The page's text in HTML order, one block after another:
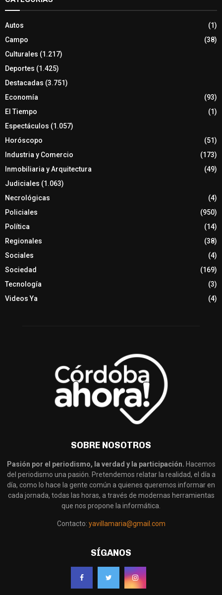
Autos
(1)
Campo
(38)
Culturales (1.217)
Deportes (1.425)
Destacadas (3.751)
Economía
(93)
El Tiempo
(1)
Espectáculos (1.057)
Horóscopo
(51)
Industria y Comercio
(173)
Inmobiliaria y Arquitectura
(49)
Judiciales (1.063)
Necrológicas
(4)
Policiales
(950)
Política
(14)
Regionales
(38)
Sociales
(4)
Sociedad
(169)
Tecnología
(3)
Videos Ya
(4)
SOBRE NOSOTROS
Pasión por el periodismo, la verdad y la participación. Hacemos
del periodismo una pasión. Pretendemos relatar la realidad, el día a
día, como lo hace la gente común a quienes queremos informar en
cada jornada, todas las horas, a través de modernas herramientas
que nos propone la informática.
Contacto: yavillamaria@gmail.com
SÍGANOS